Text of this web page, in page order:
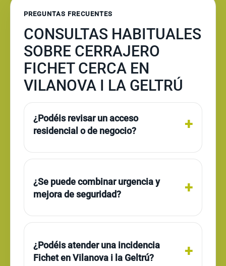
PREGUNTAS FRECUENTES
CONSULTAS HABITUALES
SOBRE CERRAJERO
FICHET CERCA EN
VILANOVA I LA GELTRÚ
¿Podéis revisar un acceso
residencial o de negocio?
¿Se puede combinar urgencia y
mejora de seguridad?
¿Podéis atender una incidencia
Fichet en Vilanova i la Geltrú?